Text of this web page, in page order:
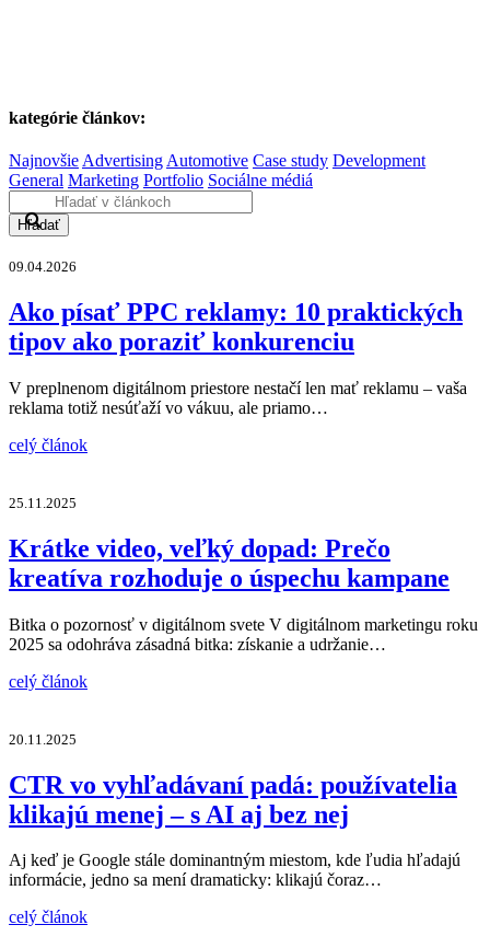
kategórie článkov:
Najnovšie Advertising Automotive Case study Development
General Marketing Portfolio Sociálne médiá
Hľadať
09.04.2026
Ako písať PPC reklamy: 10 praktických
tipov ako poraziť konkurenciu
V preplnenom digitálnom priestore nestačí len mať reklamu – vaša
reklama totiž nesúťaží vo vákuu, ale priamo…
celý článok
25.11.2025
Krátke video, veľký dopad: Prečo
kreatíva rozhoduje o úspechu kampane
Bitka o pozornosť v digitálnom svete V digitálnom marketingu roku
2025 sa odohráva zásadná bitka: získanie a udržanie…
celý článok
20.11.2025
CTR vo vyhľadávaní padá: používatelia
klikajú menej – s AI aj bez nej
Aj keď je Google stále dominantným miestom, kde ľudia hľadajú
informácie, jedno sa mení dramaticky: klikajú čoraz…
celý článok